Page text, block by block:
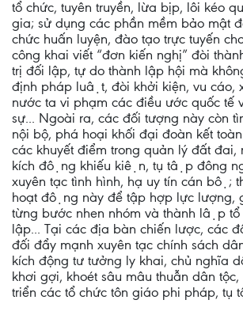
tổ chức, tuyên truyền, lừa bịp, lôi kéo
gia; sử dụng các phần mềm bảo mật
chức huấn luyện, đào tạo trực tuyến
công khai viết “đơn kiến nghị” đòi
trị đối lập, tự do thành lập hội mà
định pháp luật, đòi khởi kiện, vu cáo,
nước ta vi phạm các điều ước quốc tế
sự... Ngoài ra, các đối tượng này còn
nội bộ, phá hoại khối đại đoàn kết
các khuyết điểm trong quản lý đất đai,
kích động khiếu kiện, tụ tập đông
xuyên tạc tình hình, hạ uy tín cán bộ;
hoạt động này để tập hợp lực lượng,
từng bước nhen nhóm và thành lập tổ
lập... Tại các địa bàn chiến lược, các
đối đẩy mạnh xuyên tạc chính sách
kích động tư tưởng ly khai, chủ nghĩa
khơi gợi, khoét sâu mâu thuẫn dân tộc,
triển các tổ chức tôn giáo phi pháp, tụ